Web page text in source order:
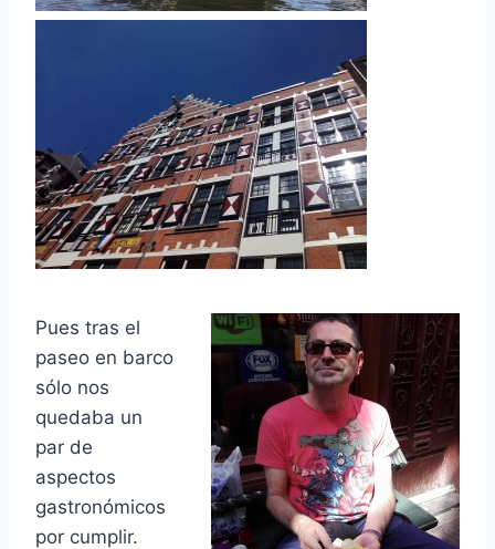
Pues tras el
paseo en barco
sólo nos
quedaba un
par de
aspectos
gastronómicos
por cumplir.